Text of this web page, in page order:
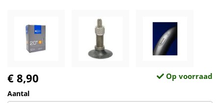
€ 8,90 Op voorraad
Aantal